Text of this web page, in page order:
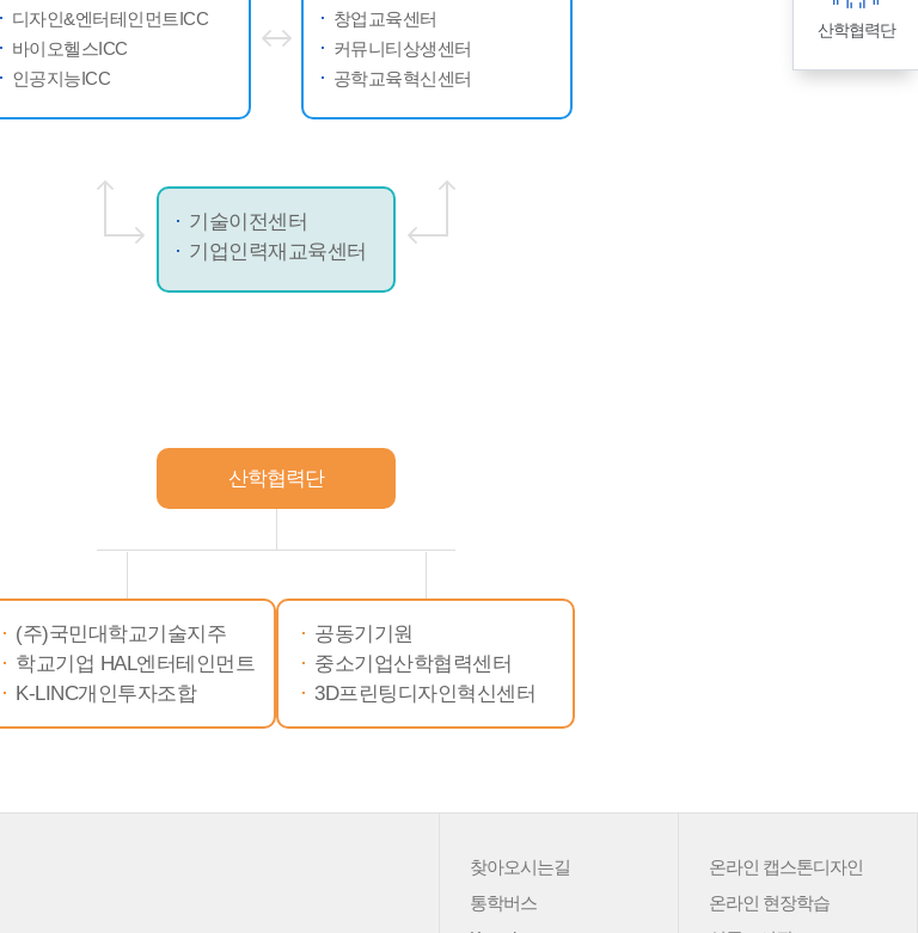
산학협력단
디자인&엔터테인먼트ICC
바이오헬스ICC
인공지능ICC
창업교육센터
커뮤니티상생센터
공학교육혁신센터
기술이전센터
기업인력재교육센터
산학협력단
(주)국민대학교기술지주
학교기업 HAL엔터테인먼트
K-LINC개인투자조합
공동기기원
중소기업산학협력센터
3D프린팅디자인혁신센터
찾아오시는길
통학버스
온라인 캡스톤디자인
온라인 현장학습